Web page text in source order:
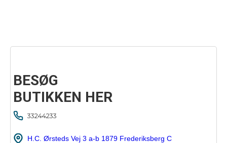
BESØG
BUTIKKEN HER
33244233
H.C. Ørsteds Vej 3 a-b 1879 Frederiksberg C